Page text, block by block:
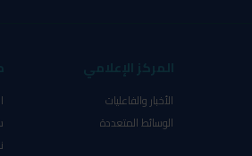
المركز الإعلامي
الأخبار والفاعليات
الوسائط المتعددة